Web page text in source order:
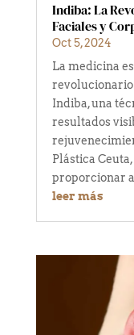
Indiba: La
Faciales y
Oct 5, 2024
La medicina
revolucionario
Indiba, una
resultados
Plástica
proporcionar
leer más